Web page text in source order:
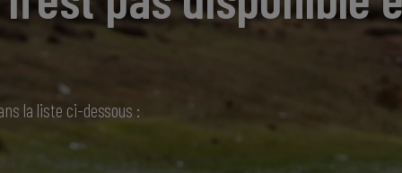
la liste ci-dessous :